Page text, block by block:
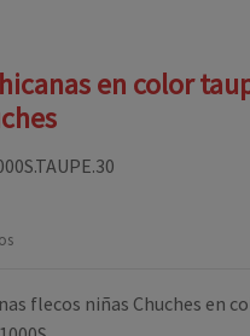
en color
flecos niñas Chuches en